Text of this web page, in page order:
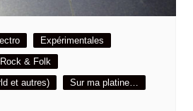
Expérimentales
& Folk
et autres)
Sur ma platine…